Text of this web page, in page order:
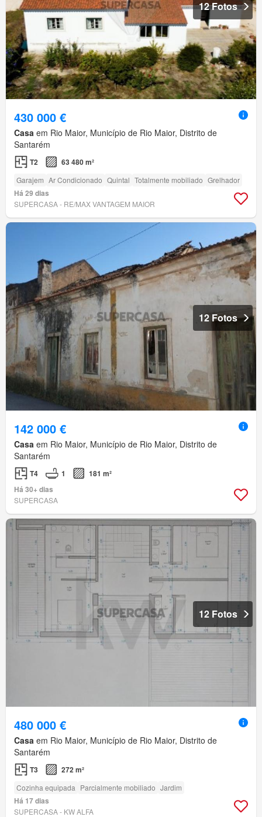
12 Fotos
430 000 €
Casa em Rio Maior, Município de Rio Maior, Distrito de
Santarém
T2 63 480 m²
Garajem Ar Condicionado Quintal Totalmente mobiliado Grelhador
Há 29 dias
SUPERCASA - RE/MAX VANTAGEM MAIOR
12 Fotos
142 000 €
Casa em Rio Maior, Município de Rio Maior, Distrito de
Santarém
T4 1
181 m²
Há 30+ dias
SUPERCASA
12 Fotos
480 000 €
Casa em Rio Maior, Município de Rio Maior, Distrito de
Santarém
T3 272 m²
Cozinha equipada Parcialmente mobiliado Jardim
Há 17 dias
SUPERCASA - KW ALFA